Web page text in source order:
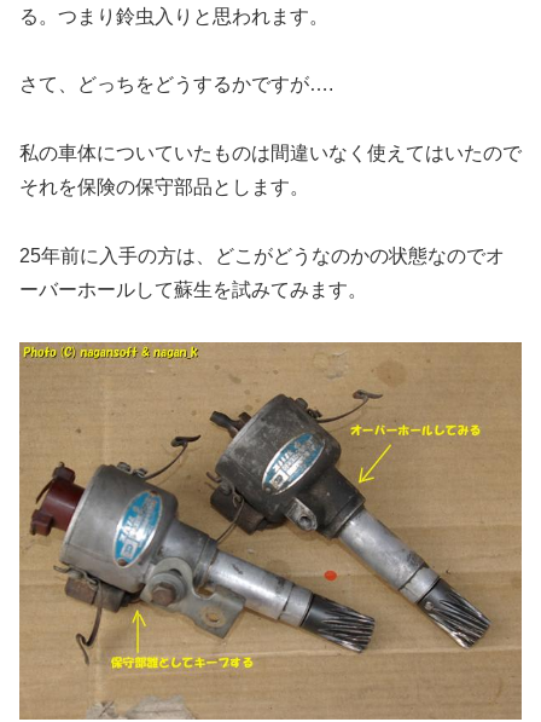
る。つまり鈴虫入りと思われます。
さて、どっちをどうするかですが….
私の車体についていたものは間違いなく使えてはいたので
それを保険の保守部品とします。
25年前に入手の方は、どこがどうなのかの状態なのでオ
ーバーホールして蘇生を試みてみます。